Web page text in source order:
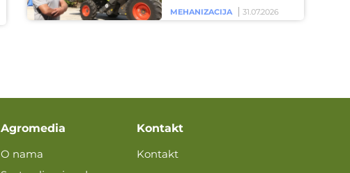
MEHANIZACIJA 31.07.2026
Agromedia
O nama
Kontakt
Kontakt